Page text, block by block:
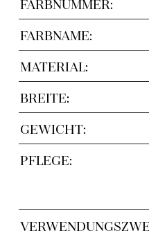
FARBNAME:
MATERIAL:
BREITE:
GEWICHT:
PFLEGE: